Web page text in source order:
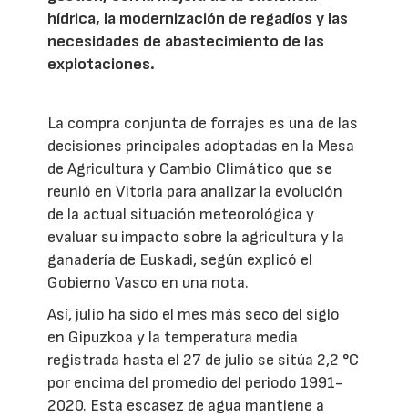
hídrica, la modernización de regadíos y las
necesidades de abastecimiento de las
explotaciones.
La compra conjunta de forrajes es una de las
decisiones principales adoptadas en la Mesa
de Agricultura y Cambio Climático que se
reunió en Vitoria para analizar la evolución
de la actual situación meteorológica y
evaluar su impacto sobre la agricultura y la
ganadería de Euskadi, según explicó el
Gobierno Vasco en una nota.
Así, julio ha sido el mes más seco del siglo
en Gipuzkoa y la temperatura media
registrada hasta el 27 de julio se sitúa 2,2 °C
por encima del promedio del periodo 1991-
2020. Esta escasez de agua mantiene a